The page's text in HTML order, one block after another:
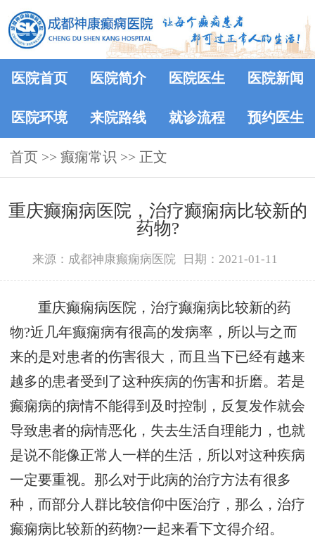
医院首页 医院简介 医院医生 医院新闻
医院环境 来院路线 就诊流程 预约医生
首页 >> 癫痫常识 >> 正文
重庆癫痫病医院，治疗癫痫病比较新的
药物?
来源：成都神康癫痫病医院 日期：2021-01-11
重庆癫痫病医院，治疗癫痫病比较新的药
物?近几年癫痫病有很高的发病率，所以与之而
来的是对患者的伤害很大，而且当下已经有越来
越多的患者受到了这种疾病的伤害和折磨。若是
癫痫病的病情不能得到及时控制，反复发作就会
导致患者的病情恶化，失去生活自理能力，也就
是说不能像正常人一样的生活，所以对这种疾病
一定要重视。那么对于此病的治疗方法有很多
种，而部分人群比较信仰中医治疗，那么，治疗
癫痫病比较新的药物?一起来看下文得介绍。